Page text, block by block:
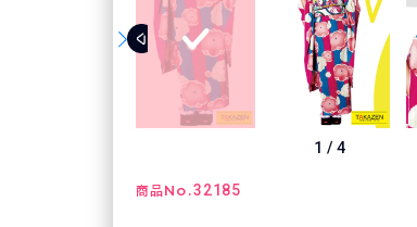
1 /4
商品No.32185